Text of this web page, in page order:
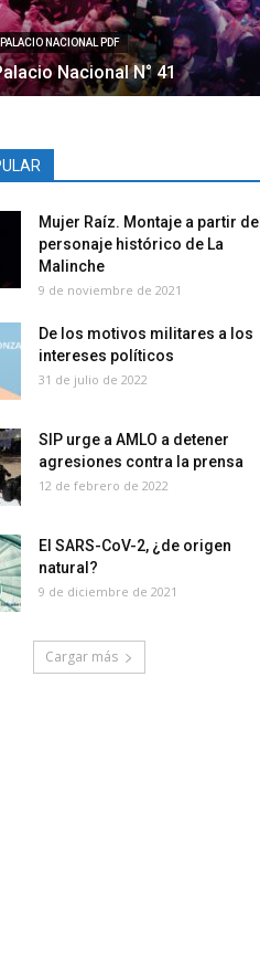
PALACIO NACIONAL PDF
Nacional N° 41
Mujer Raíz. Montaje a partir del
personaje histórico de La
Malinche
9 de noviembre de 2021
De los motivos militares a los
intereses políticos
31 de julio de 2022
SIP urge a AMLO a detener
agresiones contra la prensa
12 de febrero de 2022
El SARS-CoV-2, ¿de origen
natural?
9 de diciembre de 2021
Cargar más